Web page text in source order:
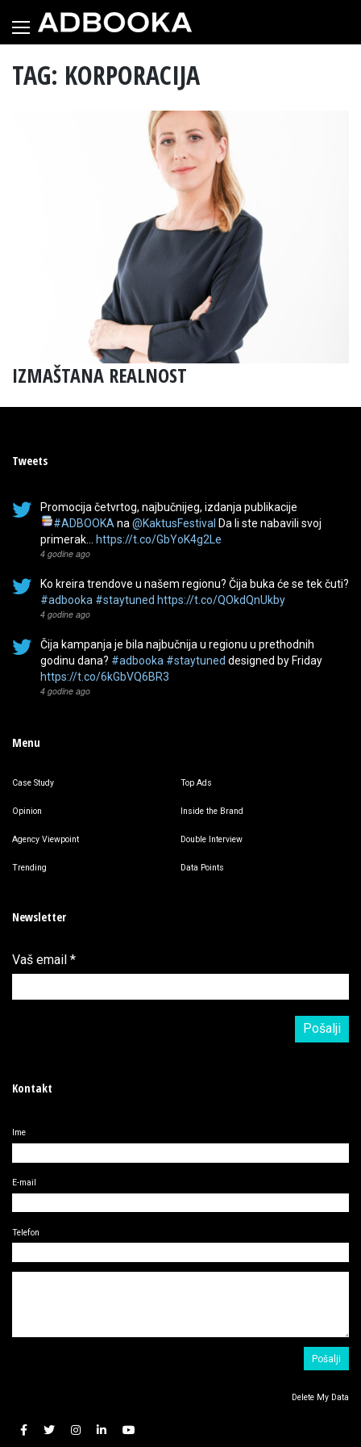
content
TAG: KORPORACIJA
IZMAŠTANA REALNOST
Tweets
Promocija četvrtog, najbučnijeg, izdanja publikacije
#ADBOOKA na @KaktusFestival Da li ste nabavili svoj
primerak…
https://t.co/GbYoK4g2Le
4 godine ago
Ko kreira trendove u našem regionu? Čija buka će se tek čuti?
#adbooka #staytuned https://t.co/QOkdQnUkby
4 godine ago
Čija kampanja je bila najbučnija u regionu u prethodnih
godinu dana? #adbooka #staytuned designed by Friday
https://t.co/6kGbVQ6BR3
4 godine ago
Menu
Case Study Top Ads
Opinion Inside the Brand
Agency Viewpoint Double Interview
Trending Data Points
Newsletter
Vaš email *
Kontakt
Ime
E-mail
Telefon
Delete My Data